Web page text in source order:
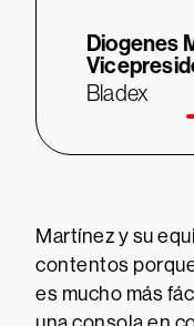
Diogenes
Bladex
Martínez y su
contentos
es mucho más